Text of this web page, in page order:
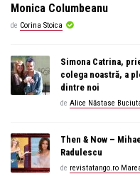
Monica Columbeanu
de Corina Stoica
Simona Catrina,
colega noastră, a
dintre noi
de Alice Năstase
Then & Now –
Radulescu
de revistatango.ro